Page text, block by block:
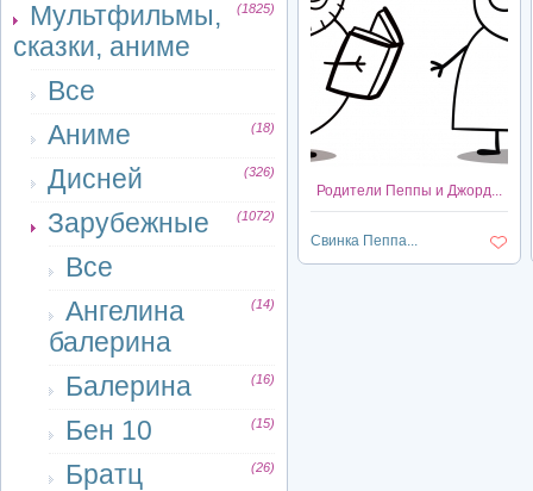
Мультфильмы,
сказки, аниме
(1825)
Все
Аниме
(18)
Дисней (326)
Зарубежные (1072)
Все
Ангелина
балерина
(14)
Балерина (16)
Бен 10 (15)
Братц (26)
Родители Пеппы и Джорд...
Свинка Пеппа...